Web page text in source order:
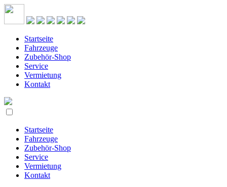
Startseite
Fahrzeuge
Zubehör-Shop
Service
Vermietung
Kontakt
Startseite
Fahrzeuge
Zubehör-Shop
Service
Vermietung
Kontakt